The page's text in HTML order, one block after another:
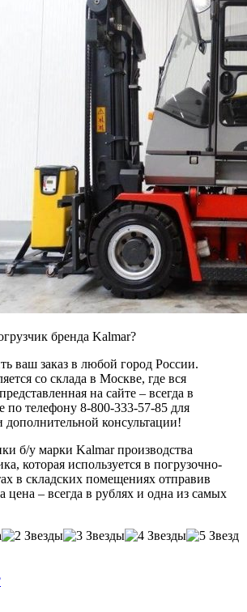
бренда Kalmar?
ваш заказ в любой город России.
со склада в Москве, где вся
на сайте – всегда в
по телефону 8-800-333-57-85 для
дополнительной консультации!
б/у марки Kalmar производства
которая используется в погрузочно-
в складских помещениях отправив
цена – всегда в рублях и одна из самых